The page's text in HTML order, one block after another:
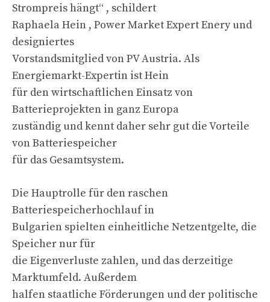
Strompreis hängt“ , schildert
Raphaela Hein , Power Market Expert Enery und
designiertes
Vorstandsmitglied von PV Austria. Als
Energiemarkt-Expertin ist Hein
für den wirtschaftlichen Einsatz von
Batterieprojekten in ganz Europa
zuständig und kennt daher sehr gut die Vorteile
von Batteriespeicher
für das Gesamtsystem.
Die Hauptrolle für den raschen
Batteriespeicherhochlauf in
Bulgarien spielten einheitliche Netzentgelte, die
Speicher nur für
die Eigenverluste zahlen, und das derzeitige
Marktumfeld. Außerdem
halfen staatliche Förderungen und der politische